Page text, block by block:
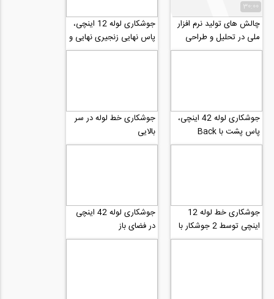
30:00
چالش های توليد نرم افزار
ملی در تحليل و طراحی
سازه های بتن آرمه منطبق
جوشکاری لوله 12 اینچی،
پاس نهایی زنجیری نهایی و
عملیات پاکساری و زدودن
جوشکاری لوله 42 اینچی،
پاس پشت با Back
welding
جوشکاری خط لوله در سر
بالایی
جوشکاری خط لوله 12
اینچی توسط 2 جوشکار با
هم
جوشکاری لوله 42 اینچی
در فضای باز